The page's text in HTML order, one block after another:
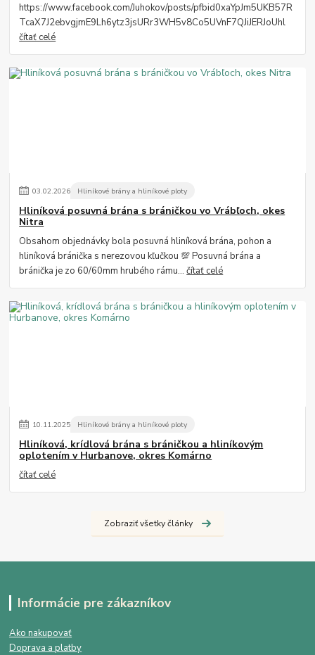
https://www.facebook.com/Juhokov/posts/pfbid0xaYpJm5UKB57R
TcaX7J2ebvgjmE9Lh6ytz3jsURr3WH5v8Co5UVnF7QJiJERJoUhl
čítať celé
03.02.2026 Hliníkové brány a hliníkové ploty
Hliníková posuvná brána s bráničkou vo Vrábľoch, okes
Nitra
Obsahom objednávky bola posuvná hliníková brána, pohon a
hliníková bránička s nerezovou kľučkou 💯 Posuvná brána a
bránička je zo 60/60mm hrubého rámu...čítať celé
10.11.2025 Hliníkové brány a hliníkové ploty
Hliníková, krídlová brána s bráničkou a hliníkovým
oplotením v Hurbanove, okres Komárno
čítať celé
Zobraziť všetky články
Informácie pre zákazníkov
Ako nakupovať
Doprava a platby